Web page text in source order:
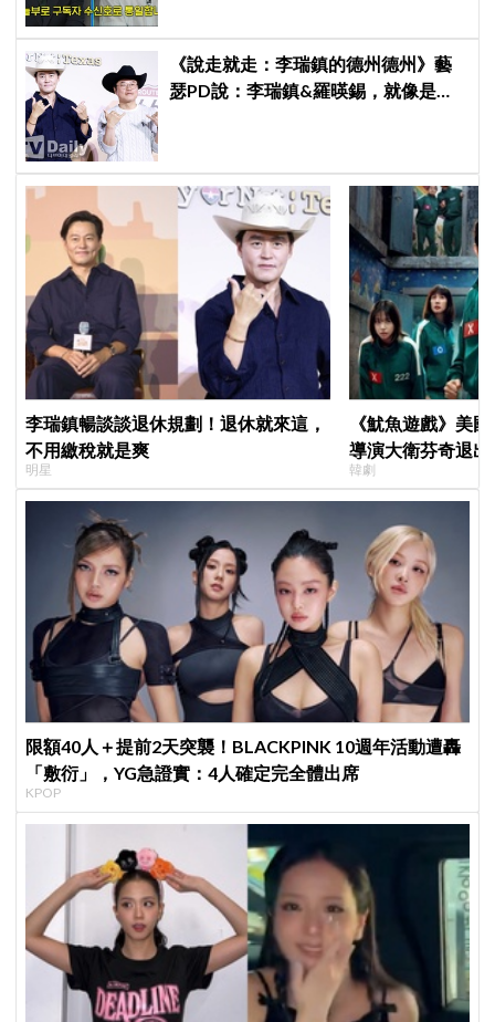
《說走就走：李瑞鎮的德州德州》藝
瑟PD說：李瑞鎮&羅暎錫，就像是浪
李瑞鎮暢談談退休規劃！退休就來這，
不用繳稅就是爽
明星
《魷魚遊戲》美
導演大衛芬奇退
聞也破局
韓劇
限額40人＋提前2天突襲！BLACKPINK 10週年活動遭轟
「敷衍」，YG急證實：4人確定完全體出席
KPOP